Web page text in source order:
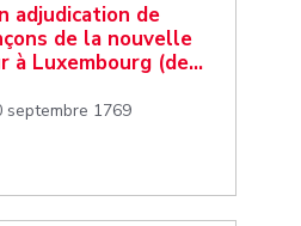
adjudication de
de la nouvelle
à Luxembourg (de…
septembre 1769